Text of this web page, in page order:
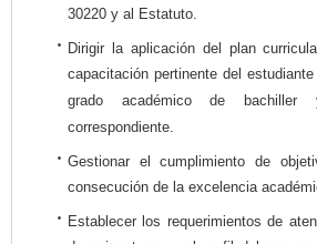
30220 y al Estatuto.
Dirigir la aplicación del plan
capacitación pertinente del
grado académico de bachiller
correspondiente.
Gestionar el cumplimiento de
consecución de la excelencia
Establecer los requerimientos de